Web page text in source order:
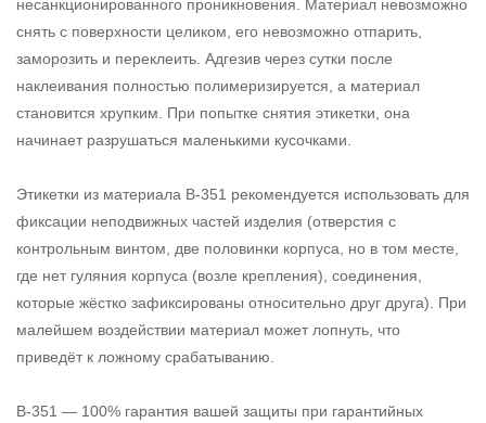
несанкционированного проникновения. Материал невозможно
снять с поверхности целиком, его невозможно отпарить,
заморозить и переклеить. Адгезив через сутки после
наклеивания полностью полимеризируется, а материал
становится хрупким. При попытке снятия этикетки, она
начинает разрушаться маленькими кусочками.
Этикетки из материала B-351 рекомендуется использовать для
фиксации неподвижных частей изделия (отверстия с
контрольным винтом, две половинки корпуса, но в том месте,
где нет гуляния корпуса (возле крепления), соединения,
которые жёстко зафиксированы относительно друг друга). При
малейшем воздействии материал может лопнуть, что
приведёт к ложному срабатыванию.
B-351 — 100% гарантия вашей защиты при гарантийных